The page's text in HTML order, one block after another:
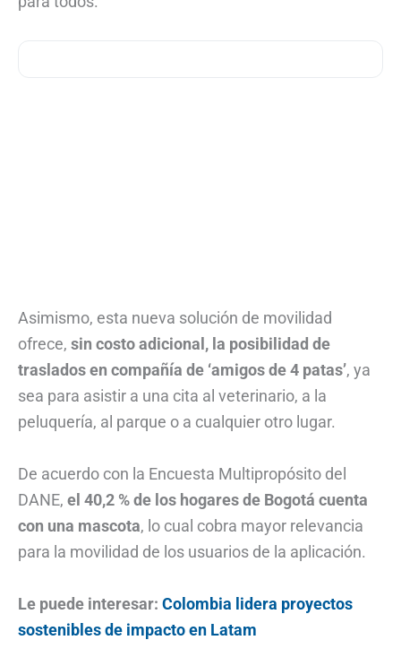
Asimismo, esta nueva solución de movilidad
ofrece, sin costo adicional, la posibilidad de
traslados en compañía de ‘amigos de 4 patas’, ya
sea para asistir a una cita al veterinario, a la
peluquería, al parque o a cualquier otro lugar.
De acuerdo con la Encuesta Multipropósito del
DANE, el 40,2 % de los hogares de Bogotá cuenta
con una mascota, lo cual cobra mayor relevancia
para la movilidad de los usuarios de la aplicación.
Le puede interesar: Colombia lidera proyectos
sostenibles de impacto en Latam